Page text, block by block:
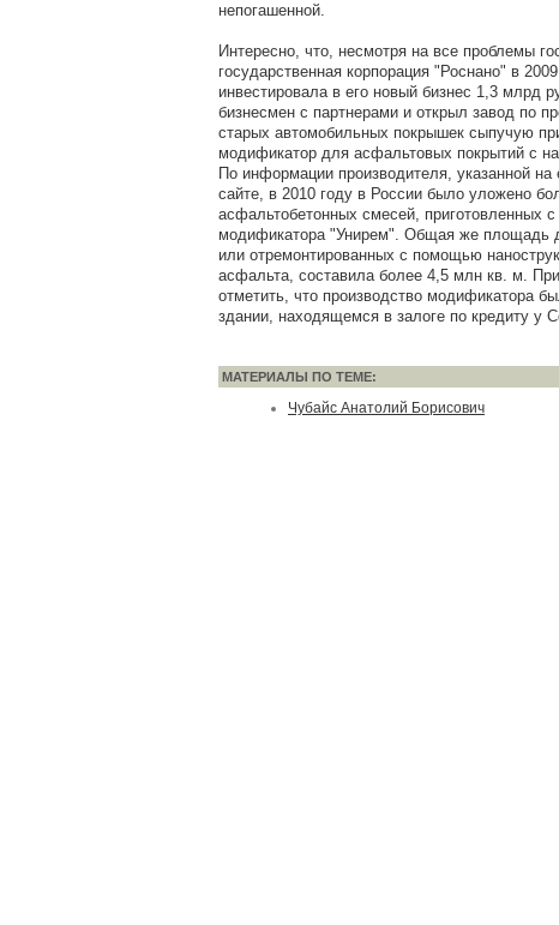
непогашенной.
Интересно, что, несмотря на все проблемы
государственная корпорация "Роснано" в
инвестировала в его новый бизнес 1,3 млрд
бизнесмен с партнерами и открыл завод по
старых автомобильных покрышек сыпучую
модификатор для асфальтовых покрытий с
По информации производителя, указанной
сайте, в 2010 году в России было уложено
асфальтобетонных смесей, приготовленных
модификатора "Унирем". Общая же площадь
или отремонтированных с помощью
асфальта, составила более 4,5 млн кв. м.
отметить, что производство модификатора
здании, находящемся в залоге по кредиту у
МАТЕРИАЛЫ ПО ТЕМЕ:
Чубайс Анатолий Борисович